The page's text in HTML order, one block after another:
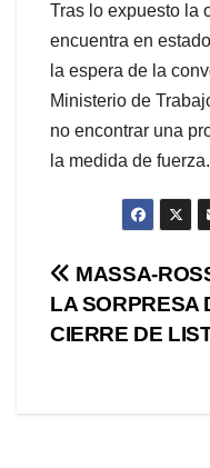
Tras lo expuesto la
encuentra en
la espera de la
Ministerio de
no encontrar una
la medida de fuerza.
de
MASSA-
LA SORPRESA
CIERRE DE